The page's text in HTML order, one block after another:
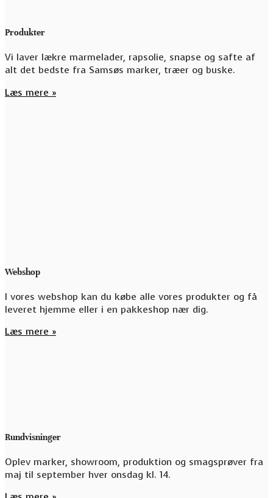
Produkter
Vi laver lækre marmelader, rapsolie, snapse og safte af
alt det bedste fra Samsøs marker, træer og buske.
Læs mere »
Webshop
I vores webshop kan du købe alle vores produkter og få
leveret hjemme eller i en pakkeshop nær dig.
Læs mere »
Rundvisninger
Oplev marker, showroom, produktion og smagsprøver fra
maj til september hver onsdag kl. 14.